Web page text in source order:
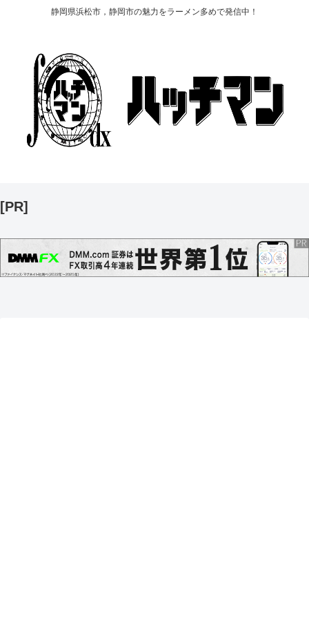
静岡県浜松市，静岡市の魅力をラーメン多めで発信中！
[PR]